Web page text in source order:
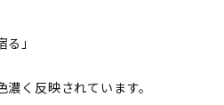
」
く反映されています。